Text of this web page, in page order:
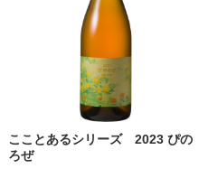
こことあるシリーズ 2023 ぴの
ろぜ